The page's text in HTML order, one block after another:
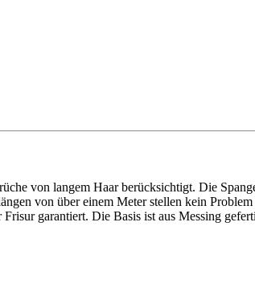
von langem Haar berücksichtigt. Die
von über einem Meter stellen kein
garantiert. Die Basis ist aus Messing